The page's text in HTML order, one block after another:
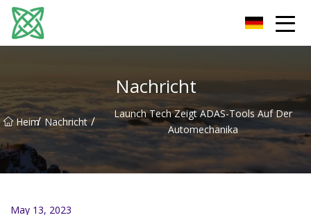
Nachricht
Heim/ Nachricht /
Launch Tech Zeigt ADAS-Tools Auf Der
Automechanika
May 13, 2023